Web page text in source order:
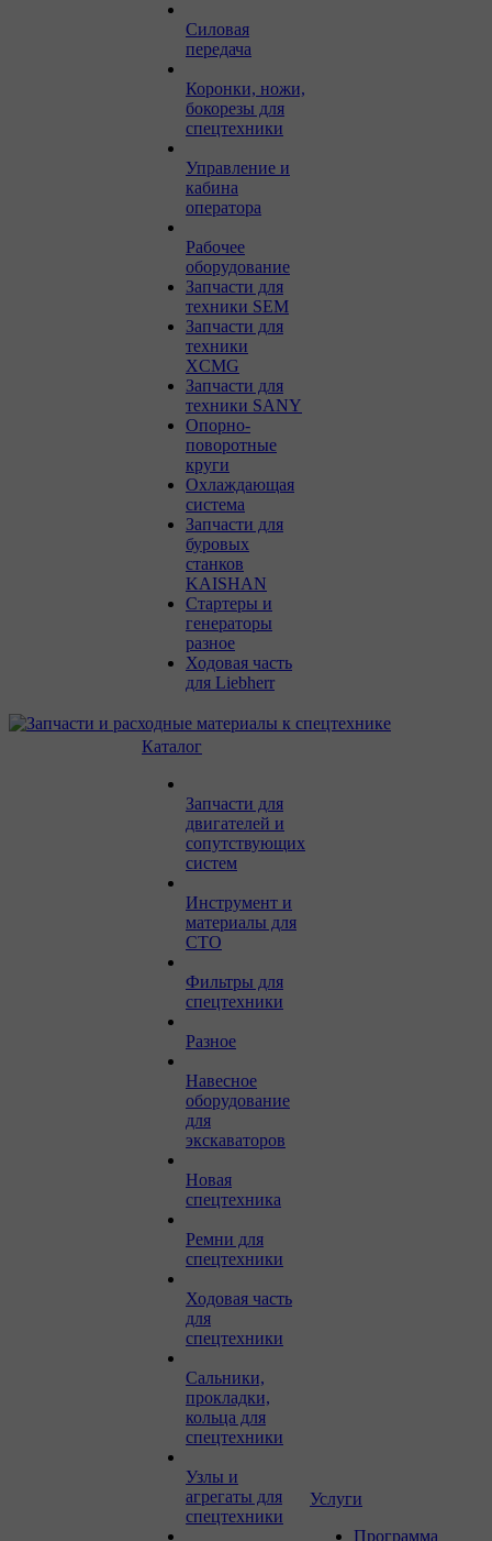
Силовая
передача
Коронки, ножи,
бокорезы для
спецтехники
Управление и
кабина
оператора
Рабочее
оборудование
Запчасти для
техники SEM
Запчасти для
техники
XCMG
Запчасти для
техники SANY
Опорно-
поворотные
круги
Охлаждающая
система
Запчасти для
буровых
станков
KAISHAN
Стартеры и
генераторы
разное
Ходовая часть
для Liebherr
Каталог
Запчасти для
двигателей и
сопутствующих
систем
Инструмент и
материалы для
СТО
Фильтры для
спецтехники
Разное
Навесное
оборудование
для
экскаваторов
Новая
спецтехника
Ремни для
спецтехники
Ходовая часть
для
спецтехники
Сальники,
прокладки,
кольца для
спецтехники
Узлы и
агрегаты для
спецтехники
Услуги
Программа